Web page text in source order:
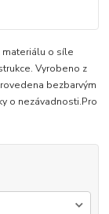
materiálu o síle
Vyrobeno z
bezbarvým
o nezávadnosti.Pro